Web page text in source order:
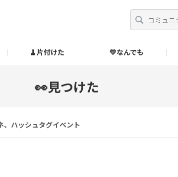
🧹片付けた 💛なんでも
👀見つけた
、ハッシュタグイベント